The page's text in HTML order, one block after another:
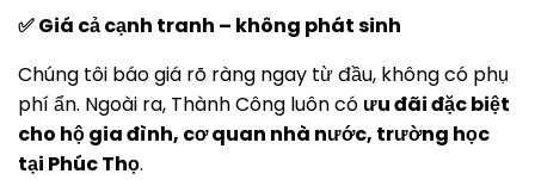
✅ Giá cả cạnh tranh – không phát sinh
Chúng tôi báo giá rõ ràng ngay từ đầu, không có phụ
phí ẩn. Ngoài ra, Thành Công luôn có ưu đãi đặc biệt
cho hộ gia đình, cơ quan nhà nước, trường học
tại Phúc Thọ.